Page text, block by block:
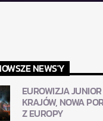
NEWS'Y
EUROWIZJA
KRAJÓW, NOWA
Z EUROPY